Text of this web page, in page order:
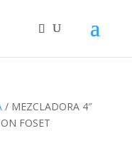
/ MEZCLADORA 4″
FOSET